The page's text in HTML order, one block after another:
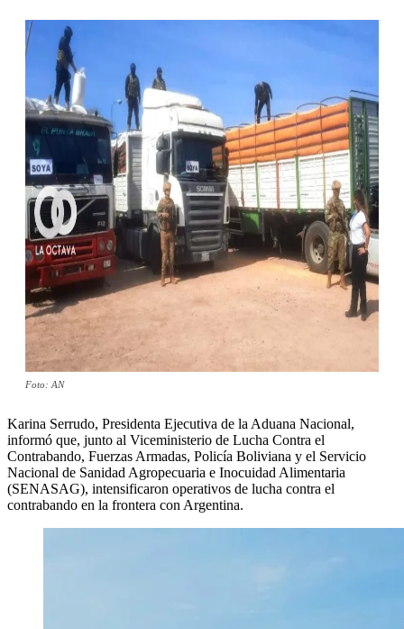
Foto: AN
Karina Serrudo, Presidenta Ejecutiva de la Aduana Nacional,
informó que, junto al Viceministerio de Lucha Contra el
Contrabando, Fuerzas Armadas, Policía Boliviana y el Servicio
Nacional de Sanidad Agropecuaria e Inocuidad Alimentaria
(SENASAG), intensificaron operativos de lucha contra el
contrabando en la frontera con Argentina.